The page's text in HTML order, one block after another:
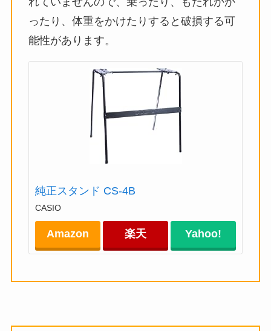
ったり、体重をかけたりすると破損する可
能性があります。
純正スタンド CS-4B
CASIO
Amazon 楽天 Yahoo!